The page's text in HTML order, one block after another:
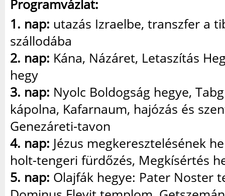
Programvázlat:
1. nap: utazás Izraelbe, transzfer a
szállodába
2. nap: Kána, Názáret, Letaszítás
hegy
3. nap: Nyolc Boldogság hegye,
kápolna, Kafarnaum, hajózás és
Genezáreti-tavon
4. nap: Jézus megkeresztelésének
holt-tengeri fürdőzés, Megkísértés
5. nap: Olajfák hegye: Pater Noster